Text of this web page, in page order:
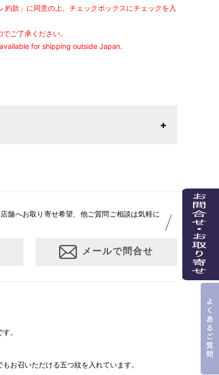
約款」に同意の上、チェックボックスにチェックを入
ご了承ください。
for shipping outside Japan.
4尺3寸 1尺8寸 8寸9分
。もともと鯨のひげで作られた道具で測っていたの
１分＝約0.38cm
舗へお取り寄せ希望、他ご質問ご相談は気軽に
メールで問合せ
。
お召いただける五つ紋を入れています。